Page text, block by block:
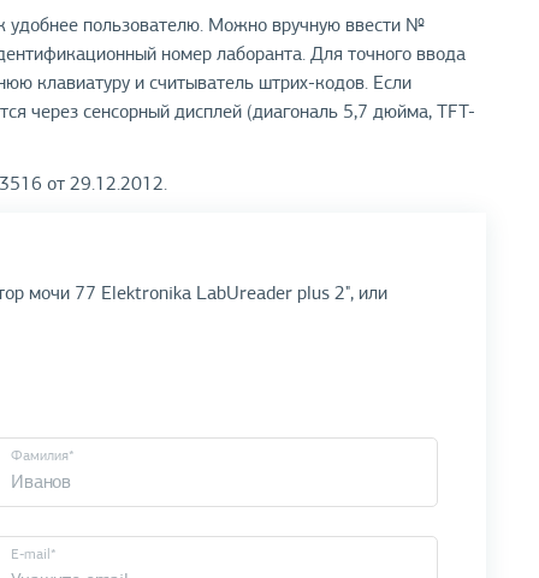
удобнее пользователю. Можно вручную ввести №
номер лаборанта. Для точного ввода
клавиатуру и считыватель штрих-кодов. Если
через сенсорный дисплей (диагональ 5,7 дюйма, TFT-
от 29.12.2012.
мочи 77 Elektronika LabUreader plus 2", или
Фамилия*
E-mail*